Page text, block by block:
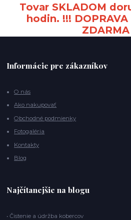
Tovar SKLADOM
hodin. !!! DOPRAVA
Informácie pre zákazníkov
O nás
Ako nakupovať
Obchodné podmienky
Fotogaléria
Kontakty
Blog
Najčítanejšie na blogu
• Čistenie a údržba kobercov